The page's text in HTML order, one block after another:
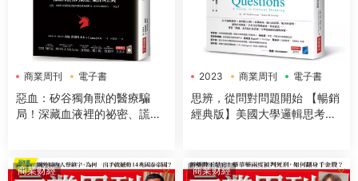
商業周刊 電子書
惡血：矽谷獨角獸的醫療騙
局！深藏血液裡的祕密、謊言
2023 商業周刊 電子書
思辨，從問對問題開始 【暢銷
經典版】美國大學邏輯思考聖
商業财經 商業财經